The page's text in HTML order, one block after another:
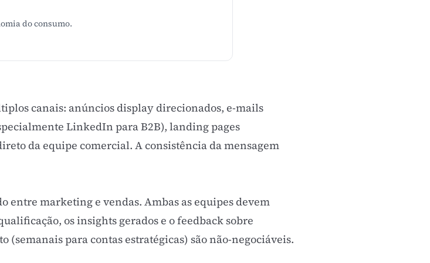
do consumo.
canais: anúncios display direcionados, e-mails
LinkedIn para B2B), landing pages
da equipe comercial. A consistência da mensagem
entre marketing e vendas. Ambas as equipes devem
os insights gerados e o feedback sobre
para contas estratégicas) são não-negociáveis.